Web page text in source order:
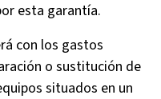
esta garantía.
con los gastos
o sustitución de
situados en un